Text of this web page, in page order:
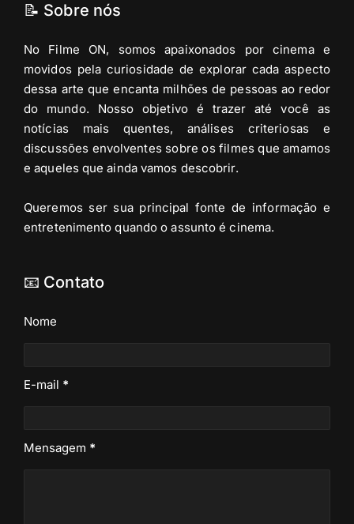
📝 Sobre nós
No Filme ON, somos apaixonados por cinema e
movidos pela curiosidade de explorar cada aspecto
dessa arte que encanta milhões de pessoas ao redor
do mundo. Nosso objetivo é trazer até você as
notícias mais quentes, análises criteriosas e
discussões envolventes sobre os filmes que amamos
e aqueles que ainda vamos descobrir.
Queremos ser sua principal fonte de informação e
entretenimento quando o assunto é cinema.
📧 Contato
Nome
E-mail *
Mensagem *